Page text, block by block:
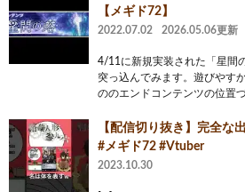
【メギド72】
2022.07.02 2026.05.06更新
4/11に新規実装された「星間
突っ込んでみます。遊びやす
ののエンドコンテンツの位置
【配信切り抜き】完全な
#メギド72 #Vtuber
2023.10.30